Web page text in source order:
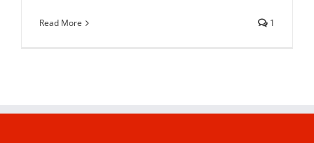
Read More 1